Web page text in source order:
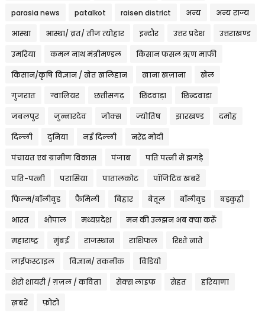
parasia news patalkot raisen district अन्य अन्य राज्य
आस्था आस्था/ व्रत/ तीज त्‍योहार इन्दौर उत्तर प्रदेश उत्तराखण्ड
उमरिया कमल नाथ मंत्रीमण्डल किसान फसल ऋण माफी
किसान/कृषि विज्ञान / खेत खलिहान खाना खज़ाना खेल
गुजरात ग्वालियर छत्तीसगढ़ छिंदवाड़ा छिन्दवाड़ा
जबलपुर जुन्नारदेव जोक्स ज्योतिष झारखण्ड दमोह
दिल्ली दुनिया नई दिल्ली नरेंद्र मोदी
पंचायत एवं ग्रामीण विकास पंजाब पति पत्नी में झगड़े
पति-पत्नी परासिया पातालकोट पॉजिटिव खबरें
फिल्म/बॉलीवुड फैमिली बिहार बेतूल बॉलीवुड बड़कुही
भारत भोपाल मध्यप्रदेश मन की उलझन अब क्या करूँ
महाराष्ट्र मुंबई राजस्थान राशिफल रिश्ते नाते
लाईफस्टाइल विज्ञान/ तकनीक विडियो
शेरो शायरी / ग़ज़ल / कविता सेक्स लाइफ सेहत हरियाणा
ख़बरें फ़ोटो